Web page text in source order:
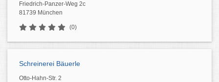
Friedrich-Panzer-Weg 2c
81739 München
(0)
Schreinerei Bäuerle
Otto-Hahn-Str. 2